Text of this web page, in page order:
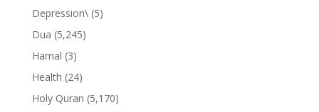
Depression\(5)
Dua (5,245)
Hamal (3)
Health (24)
Holy Quran (5,170)